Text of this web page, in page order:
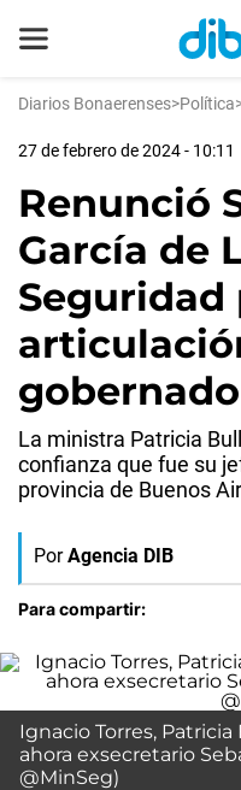
Diarios Bonaerenses>Política
27 de febrero de 2024 - 10:11
Renunció
García de
Seguridad
La ministra Patricia
confianza que fue su
provincia de Buenos
Por Agencia DIB
Para compartir:
Ignacio Torres,
ahora exsecretario
@MinSeg)